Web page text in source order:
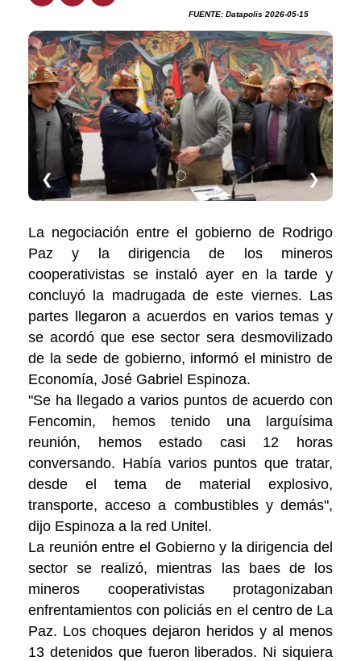
FUENTE: Datapolis 2026-05-15
❮ ❯
La negociación entre el gobierno de Rodrigo
Paz y la dirigencia de los mineros
cooperativistas se instaló ayer en la tarde y
concluyó la madrugada de este viernes. Las
partes llegaron a acuerdos en varios temas y
se acordó que ese sector sera desmovilizado
de la sede de gobierno, informó el ministro de
Economía, José Gabriel Espinoza.
"Se ha llegado a varios puntos de acuerdo con
Fencomin, hemos tenido una larguísima
reunión, hemos estado casi 12 horas
conversando. Había varios puntos que tratar,
desde el tema de material explosivo,
transporte, acceso a combustibles y demás",
dijo Espinoza a la red Unitel.
La reunión entre el Gobierno y la dirigencia del
sector se realizó, mientras las baes de los
mineros cooperativistas protagonizaban
enfrentamientos con policiás en el centro de La
Paz. Los choques dejaron heridos y al menos
13 detenidos que fueron liberados. Ni siquiera